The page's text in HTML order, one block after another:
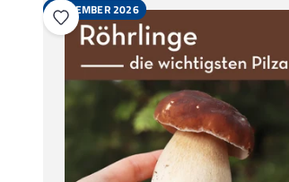
SEPTEMBER 2026